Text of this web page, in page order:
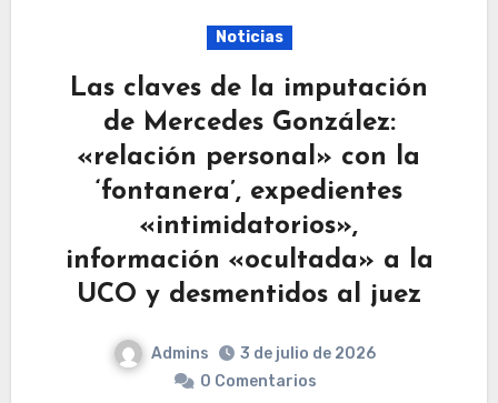
Noticias
Las claves de la imputación
de Mercedes González:
«relación personal» con la
‘fontanera’, expedientes
«intimidatorios»,
información «ocultada» a la
UCO y desmentidos al juez
Admins
3 de julio de 2026
0 Comentarios